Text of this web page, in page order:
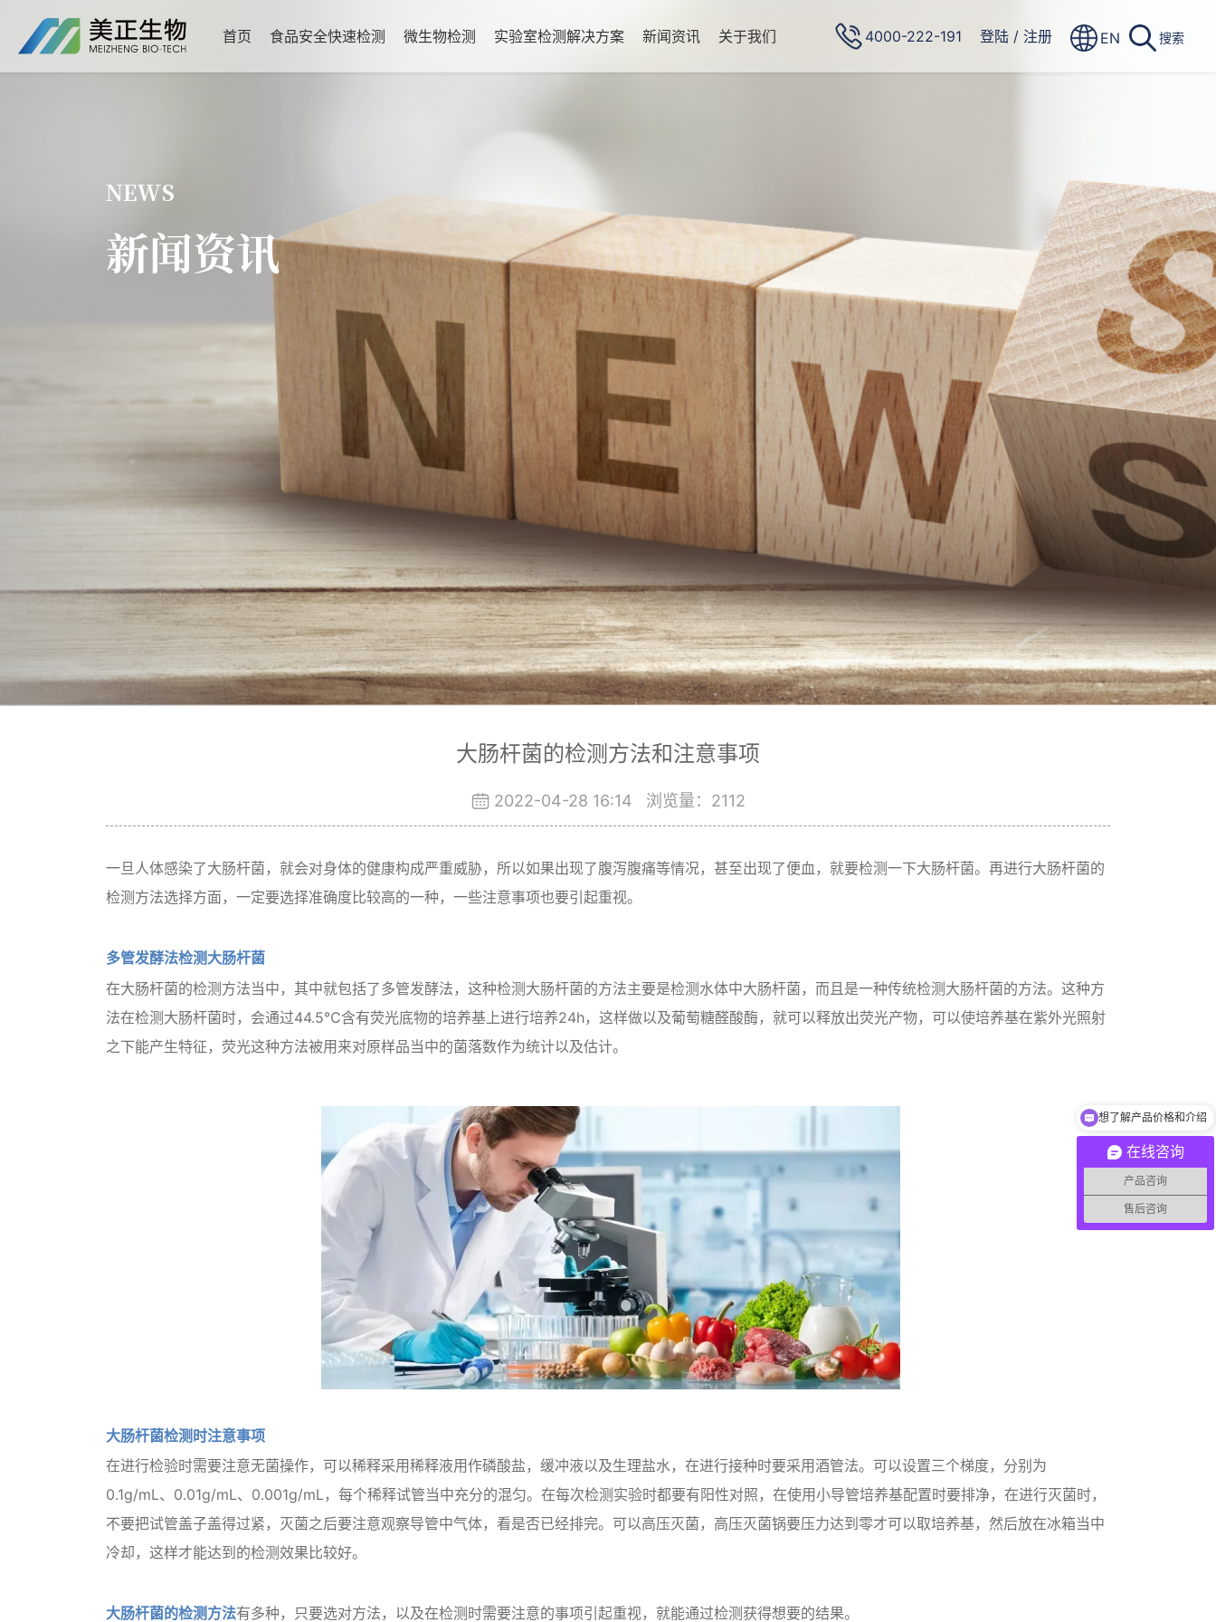
首页 食品安全快速检测 微生物检测 实验室检测解决方案 新闻资讯 关于我们 4000-222-191 登陆 / 注册 EN 搜索
NEWS
新闻资讯
大肠杆菌的检测方法和注意事项
2022-04-28 16:14 浏览量： 2112
一旦人体感染了大肠杆菌，就会对身体的健康构成严重威胁，所以如果出现了腹泻腹痛等情况，甚至出现了便血，就要检测一下大肠杆菌。再进行大肠杆菌的
检测方法选择方面，一定要选择准确度比较高的一种，一些注意事项也要引起重视。
多管发酵法检测大肠杆菌
在大肠杆菌的检测方法当中，其中就包括了多管发酵法，这种检测大肠杆菌的方法主要是检测水体中大肠杆菌，而且是一种传统检测大肠杆菌的方法。这种方
法在检测大肠杆菌时，会通过44.5℃含有荧光底物的培养基上进行培养24h，这样做以及葡萄糖醛酸酶，就可以释放出荧光产物，可以使培养基在紫外光照射
之下能产生特征，荧光这种方法被用来对原样品当中的菌落数作为统计以及估计。
大肠杆菌检测时注意事项
在进行检验时需要注意无菌操作，可以稀释采用稀释液用作磷酸盐，缓冲液以及生理盐水，在进行接种时要采用酒管法。可以设置三个梯度，分别为
0.1g/mL、0.01g/mL、0.001g/mL，每个稀释试管当中充分的混匀。在每次检测实验时都要有阳性对照，在使用小导管培养基配置时要排净，在进行灭菌时，
不要把试管盖子盖得过紧，灭菌之后要注意观察导管中气体，看是否已经排完。可以高压灭菌，高压灭菌锅要压力达到零才可以取培养基，然后放在冰箱当中
冷却，这样才能达到的检测效果比较好。
大肠杆菌的检测方法有多种，只要选对方法，以及在检测时需要注意的事项引起重视，就能通过检测获得想要的结果。
在线咨询
产品咨询
售后咨询
产品如何收费？